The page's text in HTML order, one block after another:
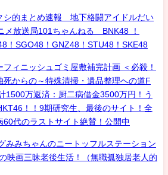
的まとめ速報 地下格闘アイドルだい
放送局101ちゃんねる BNK48 ！
！SGO48！GNZ48！STU48！SKE48
ィニッシュゴミ屋敷補完計画 ＜必殺！
死からの～特殊清掃・遺品整理への道F
1500万返済：厨二病借金3500万円！う
！！9期研究生、最後のサイト！全
60代のラストサイト絶賛！公開中
みみちゃんのニートッフルステーション
映画三昧老後生活！（無職孤独居老人的